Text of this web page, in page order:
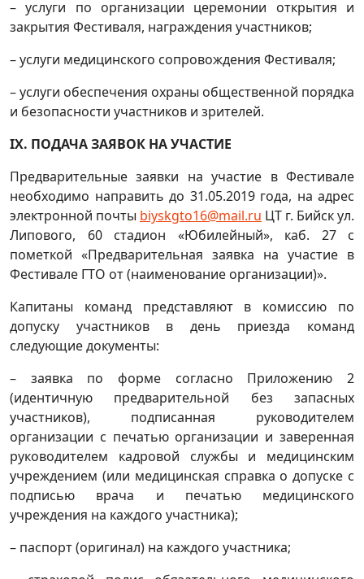
– услуги по организации церемонии открытия и
закрытия Фестиваля, награждения участников;
– услуги медицинского сопровождения Фестиваля;
– услуги обеспечения охраны общественной порядка
и безопасности участников и зрителей.
IХ. ПОДАЧА ЗАЯВОК НА УЧАСТИЕ
Предварительные заявки на участие в Фестивале
необходимо направить до 31.05.2019 года, на адрес
электронной почты biyskgto16@mail.ru ЦТ г. Бийск ул.
Липового, 60 стадион «Юбилейный», каб. 27 с
пометкой «Предварительная заявка на участие в
Фестивале ГТО от (наименование организации)».
Капитаны команд представляют в комиссию по
допуску участников в день приезда команд
следующие документы:
– заявка по форме согласно Приложению 2
(идентичную предварительной без запасных
участников), подписанная руководителем
организации с печатью организации и заверенная
руководителем кадровой службы и медицинским
учреждением (или медицинская справка о допуске с
подписью врача и печатью медицинского
учреждения на каждого участника);
– паспорт (оригинал) на каждого участника;